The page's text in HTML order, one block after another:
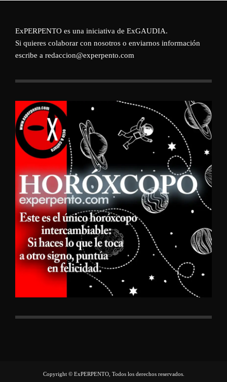
ExPERPENTO es una iniciativa de ExGAUDIA.
Si quieres colaborar con nosotros o enviarnos información
escribe a redaccion@experpento.com
Copyright © ExPERPENTO, Todos los derechos reservados.